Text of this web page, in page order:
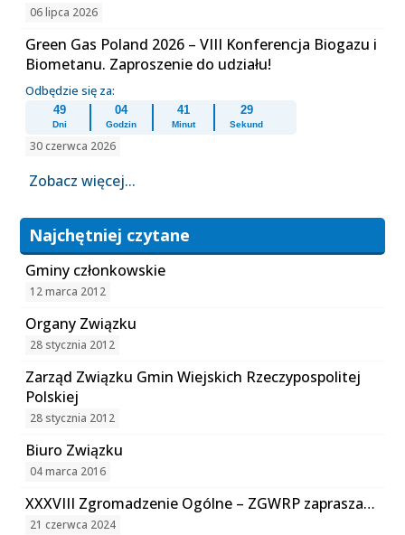
06 lipca 2026
Green Gas Poland 2026 – VIII Konferencja Biogazu i
Biometanu. Zaproszenie do udziału!
Odbędzie się za:
49
Dni
04
Godzin
41
Minut
28
Sekund
30 czerwca 2026
Zobacz więcej...
Najchętniej czytane
Gminy członkowskie
12 marca 2012
Organy Związku
28 stycznia 2012
Zarząd Związku Gmin Wiejskich Rzeczypospolitej
Polskiej
28 stycznia 2012
Biuro Związku
04 marca 2016
XXXVIII Zgromadzenie Ogólne – ZGWRP zaprasza…
21 czerwca 2024